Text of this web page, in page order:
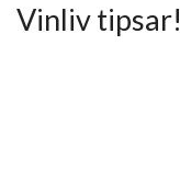
Vinliv tipsar!